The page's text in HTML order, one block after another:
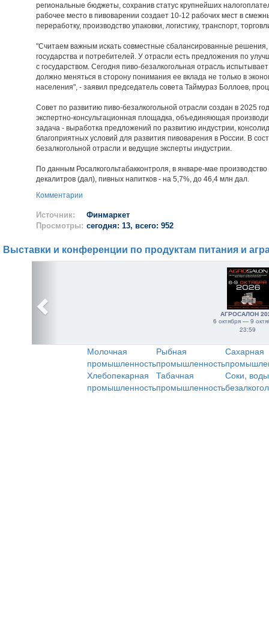
региональные бюджеты, сохранив статус крупнейших
рабочее место в пивоварении создает 10-12 рабочих мест в
переработку, производство упаковки, логистику, транспорт,
"Считаем важным искать совместные сбалансированные
государства и потребителей. У отрасли есть предложения по
с государством. Сегодня пиво-безалкогольная отрасль
должно меняться в сторону понимания ее вклада не только в
населения", - заявил председатель совета Таймураз Боллоев,
Совет по развитию пиво-безалкогольной отрасли создан в 2025
экспертно-консультационная площадка, объединяющая
задача - выработка предложений по развитию индустрии,
благоприятных условий для развития пивоварения в России. В
безалкогольной отрасли и ведущие эксперты индустрии.
По данным Росалкогольтабакконтроля, в январе-мае
декалитров (дал), пивных напитков - на 5,7%, до 46,4 млн дал.
Комментарии
Источник:
Финмаркет
Просмотры: сегодня: 13, всего: 952
Выставки и конференции по продуктам питания и
АГРОСАЛОН
6 октября — 9
23:59
Молочная
промышленность
Рыбная
промышленность
Сахарная
Хлебопекарная
промышленность
Табачная
промышленность
Соки,